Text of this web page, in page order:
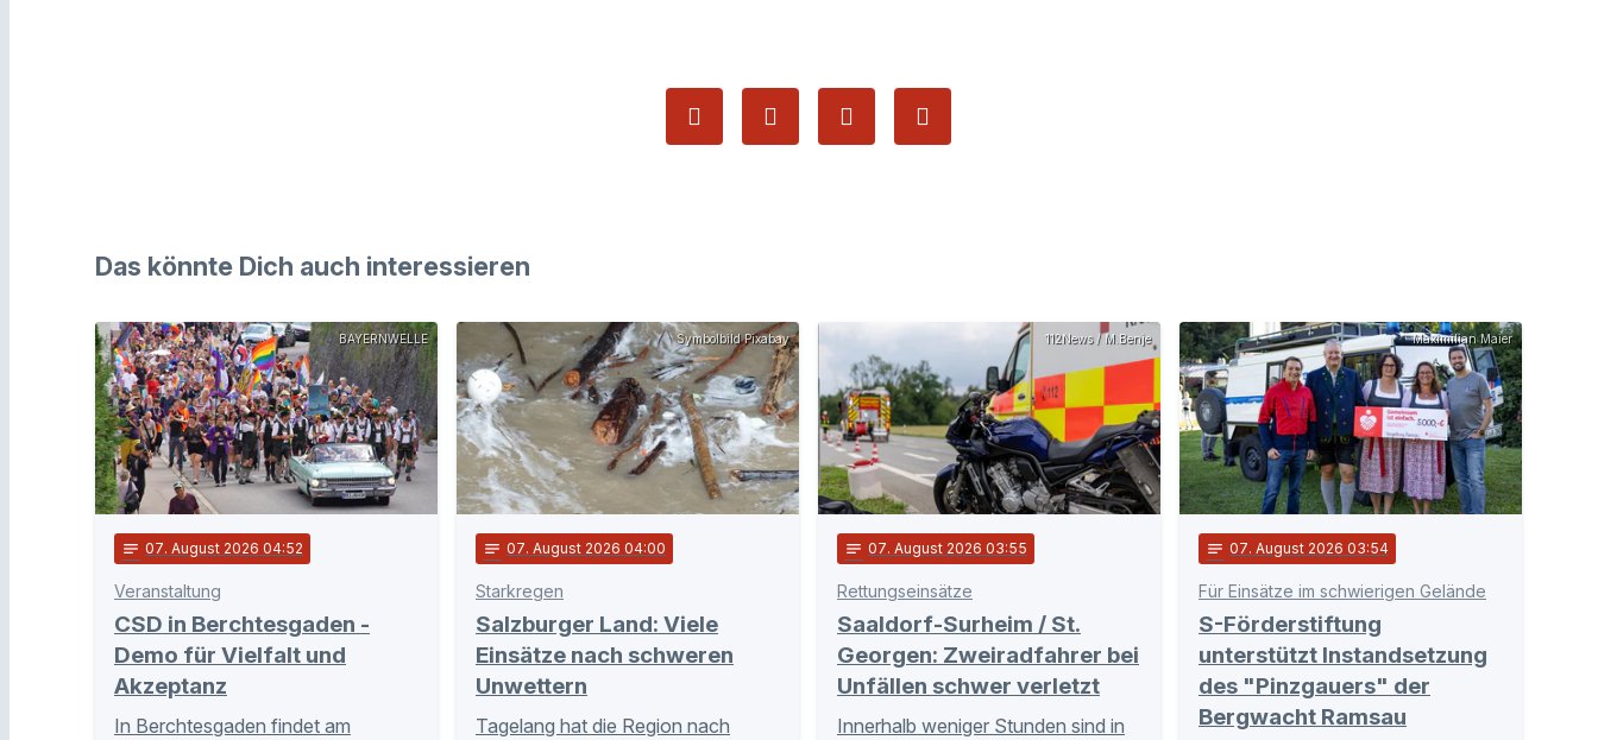
Das könnte Dich auch interessieren
BAYERNWELLE
notes 07. August 2026 04:52
Veranstaltung
CSD in Berchtesgaden -
Demo für Vielfalt und
Akzeptanz
In Berchtesgaden findet am
Symbolbild Pixabay
notes 07. August 2026 04:00
Starkregen
Salzburger Land: Viele
Einsätze nach schweren
Unwettern
Tagelang hat die Region nach
112News / M.Benje
notes 07. August 2026 03:55
Rettungseinsätze
Saaldorf-Surheim / St.
Georgen: Zweiradfahrer bei
Unfällen schwer verletzt
Innerhalb weniger Stunden sind in
Maximilian Maier
notes 07. August 2026 03:54
Für Einsätze im schwierigen Gelände
S-Förderstiftung
unterstützt Instandsetzung
des "Pinzgauers" der
Bergwacht Ramsau